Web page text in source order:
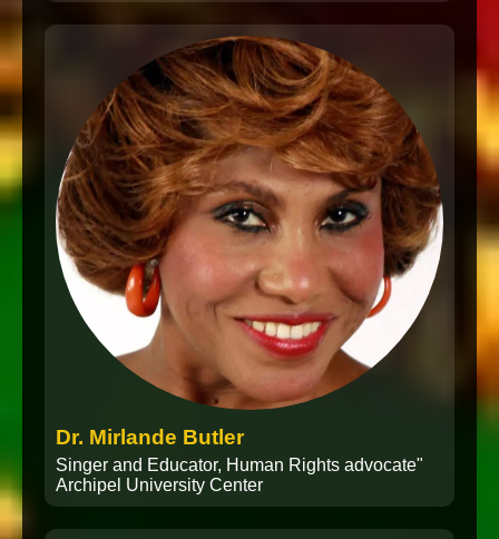
Dr. Mirlande Butler
Singer and Educator, Human Rights advocate"
Archipel University Center